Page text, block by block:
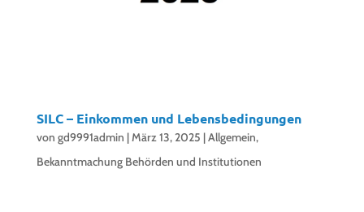
SILC – Einkommen und Lebensbedingungen
von gd9991admin |März 13, 2025 |Allgemein,
Bekanntmachung Behörden und Institutionen